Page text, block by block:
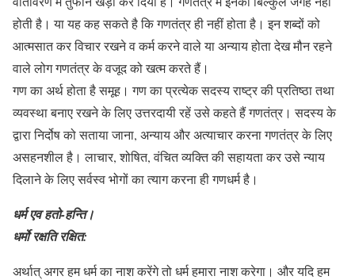
होती है। या यह कह सकते है कि गणतंत्र ही नहीं होता है। इन शब्दों को
आत्मसात कर विचार रखने व कर्म करने वाले या अन्याय होता देख मौन रहने
वाले लोग गणतंत्र के वजूद को खत्म करते हैं।
गण का अर्थ होता है समूह। गण का प्रत्येक सदस्य राष्ट्र की प्रतिष्ठा तथा
व्यवस्था बनाए रखने के लिए उत्तरदायी रहें उसे कहते हैं गणतंत्र। सदस्य के
द्वारा निर्दोष को सताया जाना, अन्याय और अत्याचार करना गणतंत्र के लिए
असहनशील है। लाचार, शोषित, वंचित व्यक्ति की सहायता कर उसे न्याय
दिलाने के लिए सर्वस्व भोगों का त्याग करना ही गणधर्म है।
धर्म एव हतो-हन्ति।
धर्मो रक्षति रक्षित:
अर्थात् अगर हम धर्म का नाश करेंगे तो धर्म हमारा नाश करेगा। और यदि हम